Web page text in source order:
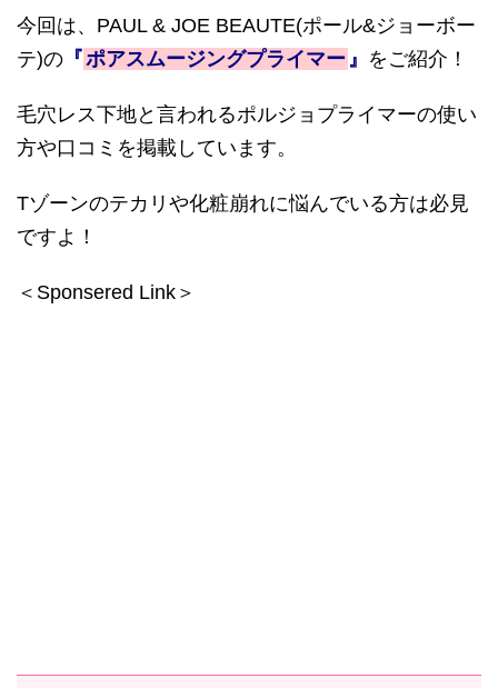
今回は、 PAUL & JOE BEAUTE(ポール&ジョーボー
テ)の 『ポアスムージングプライマー 』 をご紹介！
毛穴レス下地と言われるポルジョプライマーの使い
方や口コミを掲載しています。
Tゾーンのテカリや化粧崩れに悩んでいる方は必見
ですよ！
＜Sponsered Link＞